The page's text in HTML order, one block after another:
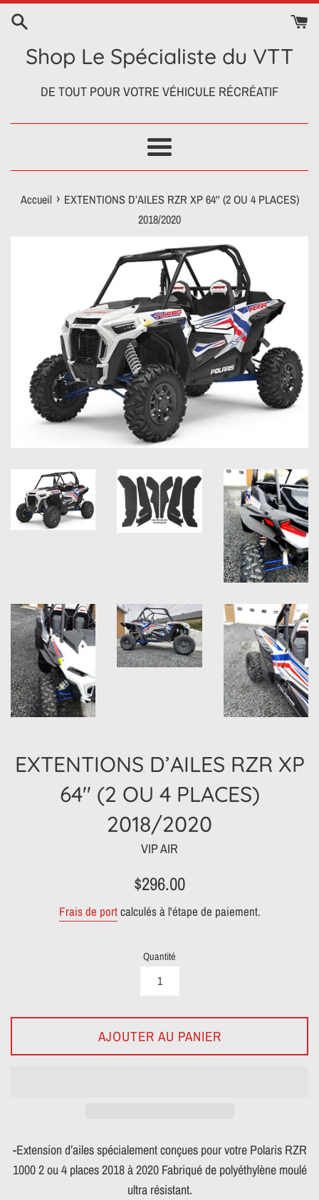
Passer
contenuShop Le Spécialiste du VTT
DE TOUT POUR VOTRE VÉHICULE RÉCRÉATIF
Menu
Accueil › EXTENTIONS D’AILES RZR XP 64'' (2 OU 4 PLACES)
2018/2020
EXTENTIONS D’AILES RZR XP
64'' (2 OU 4 PLACES)
2018/2020
VIP AIR
Prix
$296.00
Frais de portcalculés à l'étape de paiement.
Quantité
AJOUTER AU PANIER
-Extension d’ailes spécialement conçues pour votre Polaris RZR
1000 2 ou 4 places 2018 à 2020 Fabriqué de polyéthylène moulé
ultra résistant.